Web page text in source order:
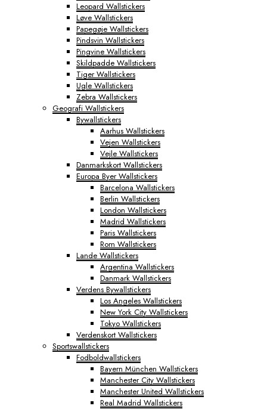
Leopard Wallstickers
Løve Wallstickers
Papegøje Wallstickers
Pindsvin Wallstickers
Pingvine Wallstickers
Skildpadde Wallstickers
Tiger Wallstickers
Ugle Wallstickers
Zebra Wallstickers
Geografi Wallstickers
Bywallstickers
Aarhus Wallstickers
Vejen Wallstickers
Vejle Wallstickers
Danmarkskort Wallstickers
Europa Byer Wallstickers
Barcelona Wallstickers
Berlin Wallstickers
London Wallstickers
Madrid Wallstickers
Paris Wallstickers
Rom Wallstickers
Lande Wallstickers
Argentina Wallstickers
Danmark Wallstickers
Verdens Bywallstickers
Los Angeles Wallstickers
New York City Wallstickers
Tokyo Wallstickers
Verdenskort Wallstickers
Sportswallstickers
Fodboldwallstickers
Bayern München Wallstickers
Manchester City Wallstickers
Manchester United Wallstickers
Real Madrid Wallstickers